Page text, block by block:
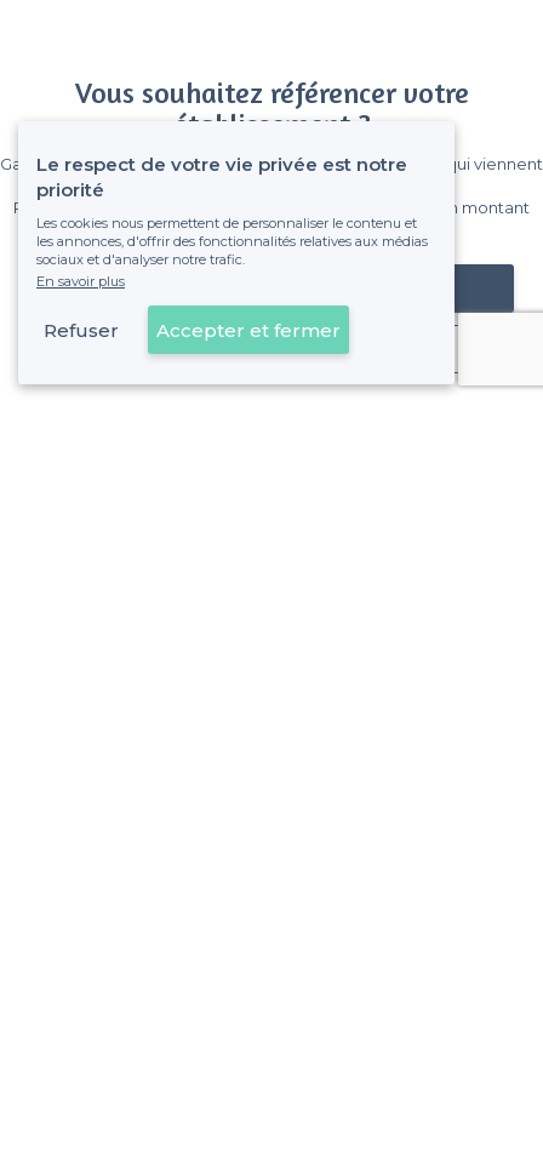
Vous souhaitez référencer votre
établissement ?
Gagnez de nombreux clients parmi le million de visiteurs qui viennent
Pas de commissions et sans engagement, vous payez un montant
fixe sans risque de voir déraper la facture.
Référencer mon établissement
Déjà client
Le respect de votre vie privée est notre
priorité
Les cookies nous permettent de personnaliser le contenu et
les annonces, d'offrir des fonctionnalités relatives aux médias
sociaux et d'analyser notre trafic.
En savoir plus
Refuser Accepter et fermer